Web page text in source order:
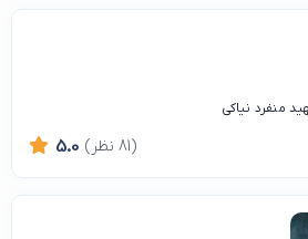
منفرد نیاکی
5.0 (81 نظر)